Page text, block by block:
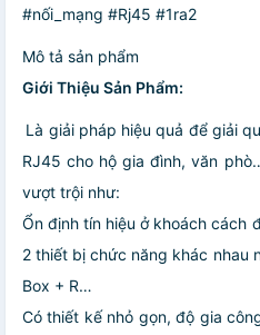
#nối_mạng #Rj45 #1ra2
Mô tả sản phẩm
Giới Thiệu Sản Phẩm:
Là giải pháp hiệu quả để giải
RJ45 cho hộ gia đình, văn
vượt trội như:
Ổn định tín hiệu ở khoách cách
2 thiết bị chức năng khác nhau
Box + R…
Có thiết kế nhỏ gọn, độ gia